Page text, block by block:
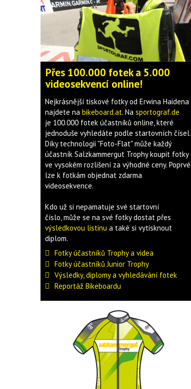
Přes 100.000 fotek a 5.000
videosekvencí online!
Nejkrásnější tiskové fotky od Erwina Haidena
najdete na bikeboard.at. Na sportograf.de
je 100.000 fotek účastníků online, které
jednoduše vyhledáte podle startovních čísel.
Díky technologii "Foto-Flat" může každý
účastník Salzkammergut Trophy koupit fotky
ve vysokém rozlišení za výhodné ceny. Poprvé
lze k fotkám objednat zdarma
videosekvence.
Kdo už si nepamatuje své startovní
číslo, může se na své fotky dostat přes
výsledkovou listinua také si vytisknout
diplom.
Fotky účastníků Trophy a videa
Fotky účastníků Junior Trophy
Výsledky, diplomy a vyhledávání fotek
Reportáž Bikeboardu